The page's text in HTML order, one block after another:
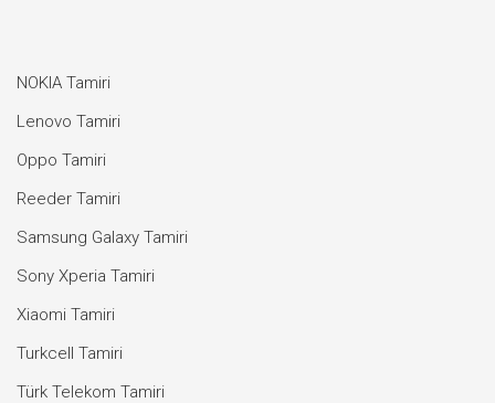
NOKIA Tamiri
Lenovo Tamiri
Oppo Tamiri
Reeder Tamiri
Samsung Galaxy Tamiri
Sony Xperia Tamiri
Xiaomi Tamiri
Turkcell Tamiri
Türk Telekom Tamiri